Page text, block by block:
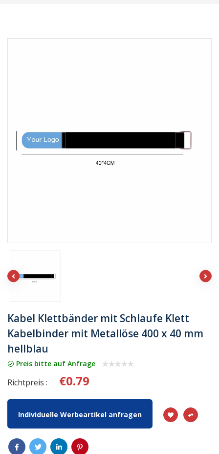
Kabel Klettbänder mit Schlaufe Klett
Kabelbinder mit Metallöse 400 x 40 mm
hellblau
Preis bitte auf Anfrage
Richtpreis : €0.79
Individuelle Werbeartikel anfragen